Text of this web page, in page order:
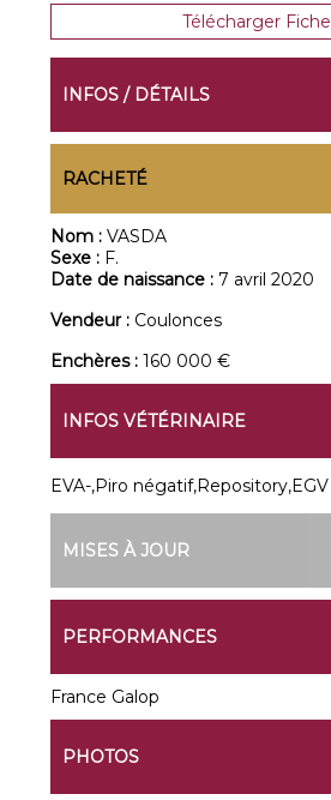
Télécharger Fiche
INFOS / DÉTAILS
RACHETÉ
Nom :VASDA
Sexe : F.
Date de naissance :7 avril 2020
Vendeur : Coulonces
Enchères :160 000 €
INFOS VÉTÉRINAIRE
EVA-,Piro négatif,Repository,EGV
MISES À JOUR
PERFORMANCES
France Galop
PHOTOS